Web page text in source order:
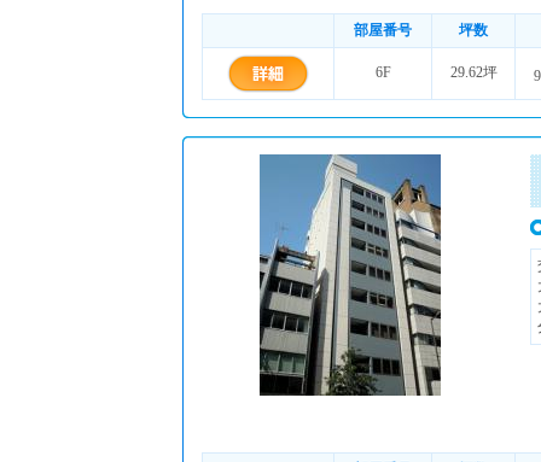
部屋番号 坪数
6F 29.62坪